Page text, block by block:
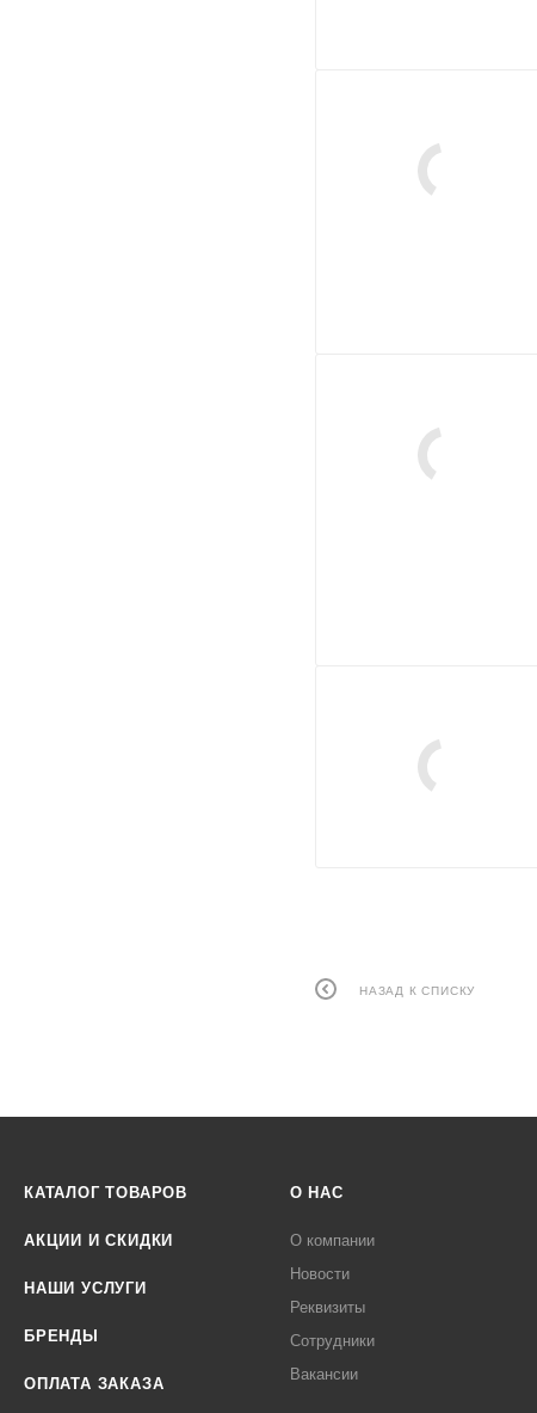
НАЗАД К СПИСКУ
КАТАЛОГ ТОВАРОВ
АКЦИИ И СКИДКИ
НАШИ УСЛУГИ
БРЕНДЫ
ОПЛАТА ЗАКАЗА
О НАС
О компании
Новости
Реквизиты
Сотрудники
Вакансии